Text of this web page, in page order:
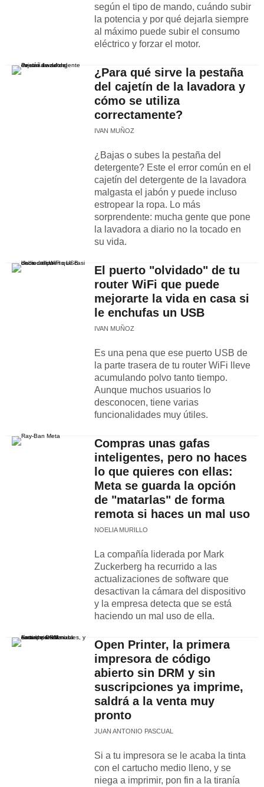
según el tipo de mando, cuándo subir
la potencia y por qué dejarla siempre
al máximo puede subir el consumo
eléctrico y forzar el motor.
¿Para qué sirve la pestaña
del cajetín de la lavadora y
cómo se utiliza
correctamente?
IVAN MUÑOZ
¿Bajas o subes la pestaña del
detergente? Este el error común en el
cajetín del detergente de la lavadora
malgasta el jabón y puede incluso
estropear la ropa. Lo más
sorprendente: mucha gente que pone
la lavadora a diario no la tocado en
su vida.
El puerto "olvidado" de tu
router WiFi que puede
mejorarte la vida en casa si
le enchufas un USB
IVAN MUÑOZ
Es una pena que ese puerto USB de
la parte trasera de tu router WiFi lleve
acumulando polvo tanto tiempo.
Aunque muchos usuarios lo
desconocen, tiene varias
funcionalidades muy útiles.
Compras unas gafas
inteligentes, pero no haces
lo que quieres con ellas:
Meta se guarda la opción
de "matarlas" de forma
remota si haces un mal uso
NOELIA MURILLO
La compañía liderada por Mark
Zuckerberg ha recurrido a las
actualizaciones de software que
desactivan la cámara del dispositivo
y la empresa detecta que se está
haciendo un mal uso de ella.
Open Printer, la primera
impresora de código
abierto sin DRM y sin
suscripciones ya imprime,
saldrá a la venta muy
pronto
JUAN ANTONIO PASCUAL
Si a tu impresora se le acaba la tinta
con el cartucho medio lleno, y se
niega a imprimir, pon fin a la tiranía